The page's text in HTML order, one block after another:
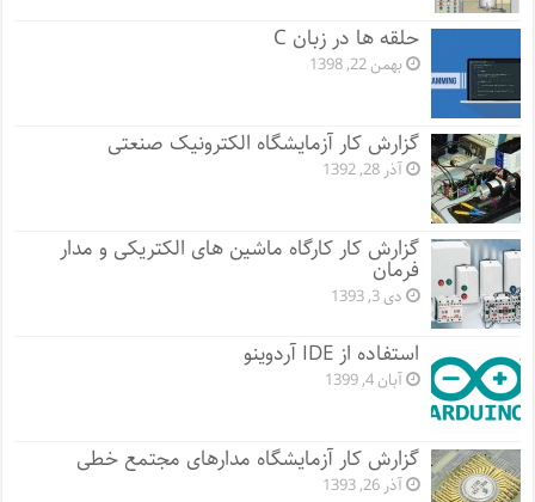
حلقه ها در زبان C
بهمن 22, 1398
گزارش کار آزمایشگاه الکترونیک صنعتی
آذر 28, 1392
گزارش کار کارگاه ماشین های الکتریکی و مدار
فرمان
دی 3, 1393
استفاده از IDE آردوینو
آبان 4, 1399
گزارش کار آزمایشگاه مدارهای مجتمع خطی
آذر 26, 1393